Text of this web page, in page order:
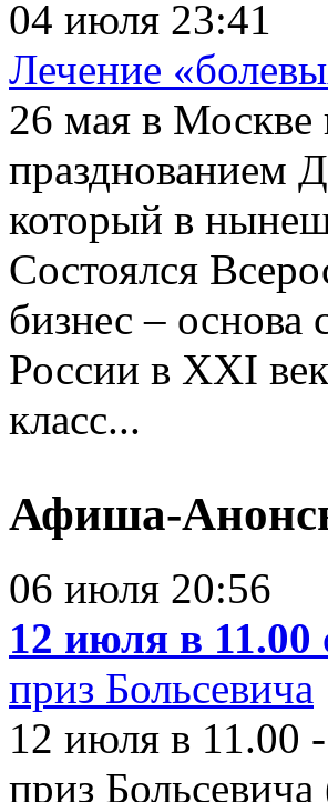
04 июля 23:41
Лечение
26 мая в Москве
празднованием
который в
Состоялся
бизнес – основа
России в XXI
класс...
Афиша-
06 июля 20:56
12 июля в 11.00
приз Больсевича
12 июля в 11.00
приз